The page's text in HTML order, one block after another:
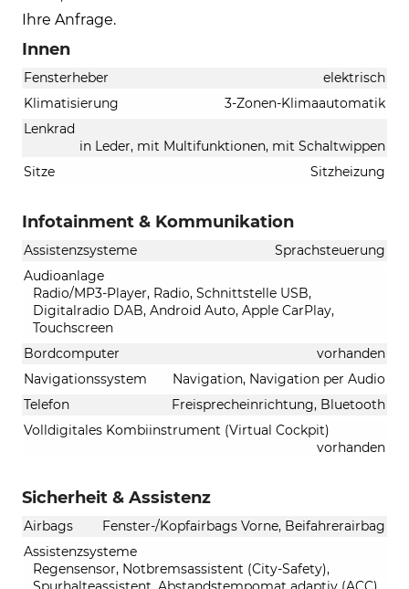
Ihre Anfrage.
Innen
Fensterheber
elektrisch
Klimatisierung
3-Zonen-Klimaautomatik
Lenkrad
in Leder, mit Multifunktionen, mit Schaltwippen
Sitze
Sitzheizung
Infotainment & Kommunikation
Assistenzsysteme
Sprachsteuerung
Audioanlage
Radio/MP3-Player, Radio, Schnittstelle USB,
Digitalradio DAB, Android Auto, Apple CarPlay,
Touchscreen
Bordcomputer
vorhanden
Navigationssystem
Navigation, Navigation per Audio
Telefon
Freisprecheinrichtung, Bluetooth
Volldigitales Kombiinstrument (Virtual Cockpit)
vorhanden
Sicherheit & Assistenz
Airbags
Fenster-/Kopfairbags Vorne, Beifahrerairbag
Assistenzsysteme
Regensensor, Notbremsassistent (City-Safety),